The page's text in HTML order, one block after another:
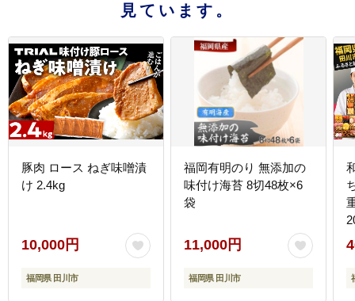
見ています。
豚肉 ロース ねぎ味噌漬
け 2.4kg
10,000円
福岡県 田川市
福岡有明のり 無添加の
味付け海苔 8切48枚×6
袋
11,000円
福岡県 田川市